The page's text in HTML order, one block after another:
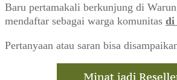
Baru pertamakali berkunjung di
mendaftar sebagai warga komunitas di
Pertanyaan atau saran bisa